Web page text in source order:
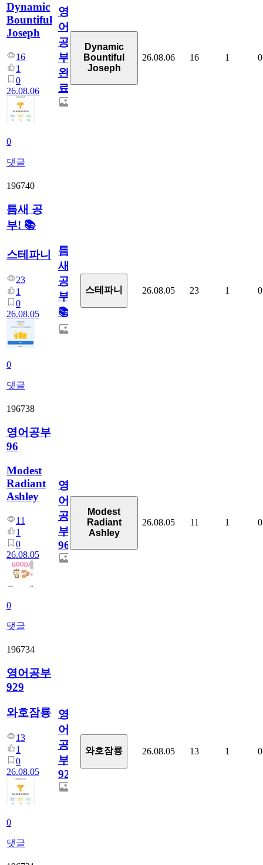
Dynamic
Bountiful
Joseph
16
1
0
26.08.06
0
댓글
영
어
공
부
완
료
Dynamic
Bountiful
Joseph
26.08.06 16 1 0
196740
틈새 공
부! 📚
스테파니
23
1
0
26.08.05
0
댓글
틈
새
공
부!
📚
스테파니 26.08.05 23 1 0
196738
영어공부
96
Modest
Radiant
Ashley
11
1
0
26.08.05
0
댓글
영
어
공
부
96
Modest
Radiant
Ashley
26.08.05 11 1 0
196734
영어공부
929
와호잠룡
13
1
0
26.08.05
0
댓글
영
어
공
부
929
와호잠룡 26.08.05 13 1 0